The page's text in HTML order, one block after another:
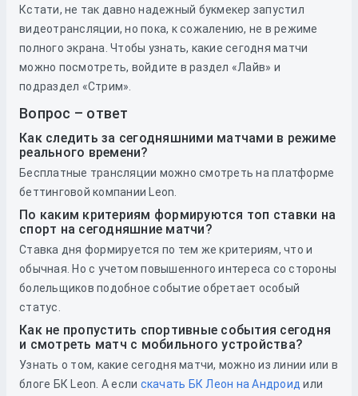
Кстати, не так давно надежный букмекер запустил
видеотрансляции, но пока, к сожалению, не в режиме
полного экрана. Чтобы узнать, какие сегодня матчи
можно посмотреть, войдите в раздел «Лайв» и
подраздел «Стрим».
Вопрос – ответ
Как следить за сегодняшними матчами в режиме
реального времени?
Бесплатные трансляции можно смотреть на платформе
беттинговой компании Leon.
По каким критериям формируются топ ставки на
спорт на сегодняшние матчи?
Ставка дня формируется по тем же критериям, что и
обычная. Но с учетом повышенного интереса со стороны
болельщиков подобное событие обретает особый
статус.
Как не пропустить спортивные события сегодня
и смотреть матч с мобильного устройства?
Узнать о том, какие сегодня матчи, можно из линии или в
блоге БК Leon. А если скачать БК Леон на Андроид или